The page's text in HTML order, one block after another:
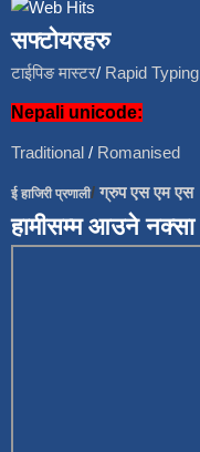
सफ्टोयरहरु
टाईपिङ मास्टर/ Rapid Typing
Nepali unicode:
Traditional / Romanised
ई हाजिरी प्रणाली/ग्रुप एस एम एस
हामीसम्म आउने नक्सा